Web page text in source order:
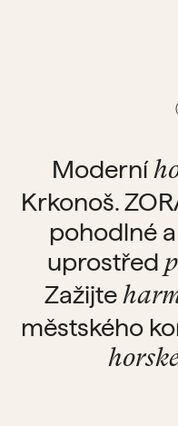
Moderní
Krkonoš.
pohodlné
uprostřed
Zažijte
městského